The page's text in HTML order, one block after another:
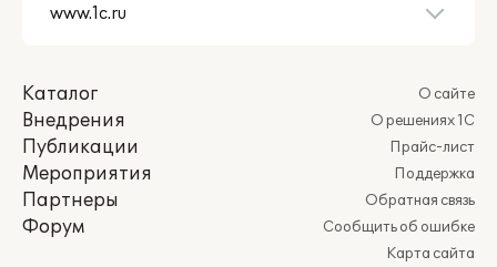
Каталог
Внедрения
Публикации
Мероприятия
Партнеры
Форум
О сайте
О решениях 1С
Прайс-лист
Поддержка
Обратная связь
Сообщить об ошибке
Карта сайта